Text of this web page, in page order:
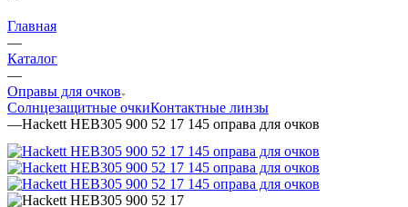
Главная
—
Каталог
—
Оправы для очков
Солнцезащитные очкиКонтактные линзы
—Hackett HEB305 900 52 17 145 оправа для очков